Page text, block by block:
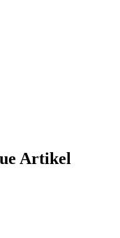
Artikel